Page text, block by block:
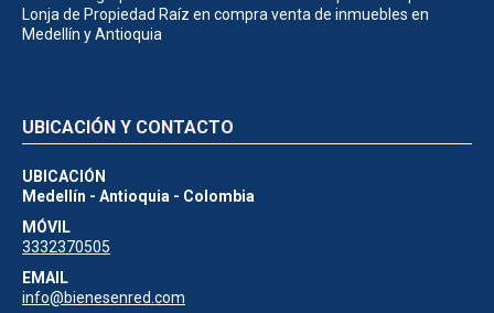
Lonja de Propiedad Raíz en compra venta de inmuebles en
Medellín y Antioquia
UBICACIÓN Y CONTACTO
UBICACIÓN
Medellín - Antioquia - Colombia
MÓVIL
3332370505
EMAIL
info@bienesenred.com